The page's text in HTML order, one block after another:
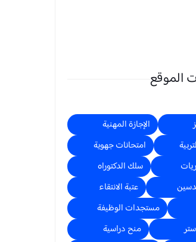
الموقع
الإجازة المهنية
امتحانات جهوية
سلك الدكتوراه
عتبة الانتقاء
مستجدات الوظيفة
منح دراسية